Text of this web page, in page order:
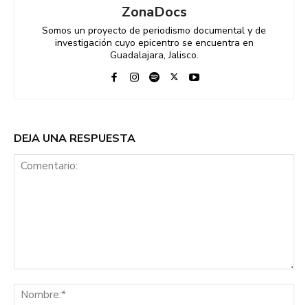
ZonaDocs
Somos un proyecto de periodismo documental y de
investigación cuyo epicentro se encuentra en
Guadalajara, Jalisco.
DEJA UNA RESPUESTA